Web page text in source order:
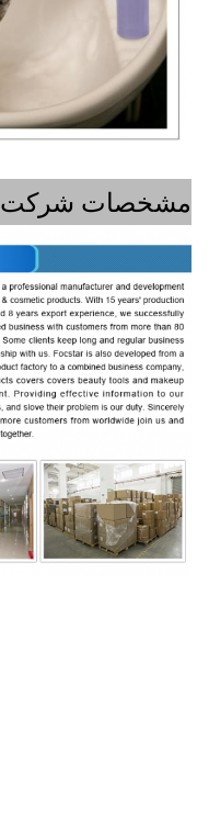
مشخصات شرکت